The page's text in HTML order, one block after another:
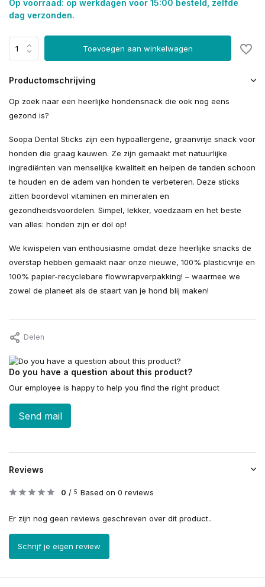
Op voorraad: op werkdagen voor 15:00 besteld, zelfde
dag verzonden.
Toevoegen aan winkelwagen
Productomschrijving
Op zoek naar een heerlijke hondensnack die ook nog eens
gezond is?
Soopa Dental Sticks zijn een hypoallergene, graanvrije snack voor
honden die graag kauwen. Ze zijn gemaakt met natuurlijke
ingrediënten van menselijke kwaliteit en helpen de tanden schoon
te houden en de adem van honden te verbeteren. Deze sticks
zitten boordevol vitaminen en mineralen en
gezondheidsvoordelen. Simpel, lekker, voedzaam en het beste
van alles: honden zijn er dol op!
We kwispelen van enthousiasme omdat deze heerlijke snacks de
overstap hebben gemaakt naar onze nieuwe, 100% plasticvrije en
100% papier-recyclebare flowwrapverpakking! – waarmee we
zowel de planeet als de staart van je hond blij maken!
Delen
Do you have a question about this product?
Our employee is happy to help you find the right product
Send mail
Reviews
0 / 5 Based on 0 reviews
Er zijn nog geen reviews geschreven over dit product..
Schrijf je eigen review